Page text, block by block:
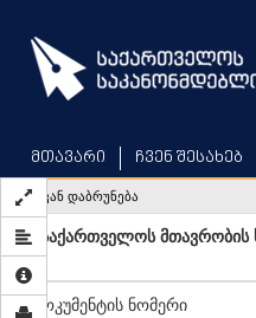
main
content
მთავარი ჩვენ შესახებ
უკან დაბრუნება
„საქართველოს მთავრობის
დოკუმენტის ნომერი